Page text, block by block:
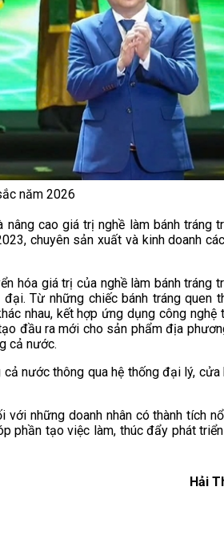
năm 2026
cao giá trị nghề làm bánh tráng
chuyên sản xuất và kinh doanh
hóa giá trị của nghề làm bánh tráng
Từ những chiếc bánh tráng quen
nhau, kết hợp ứng dụng công nghệ
đầu ra mới cho sản phẩm địa
cả nước.
nước thông qua hệ thống đại lý, cửa
với những doanh nhân có thành tích
phần tạo việc làm, thúc đẩy phát
Hải